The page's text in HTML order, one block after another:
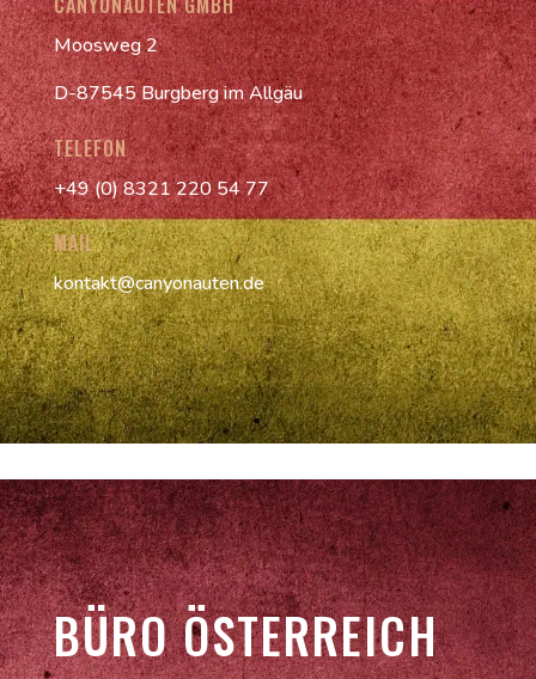
Moosweg 2
D-87545 Burgberg im Allgäu
TELEFON
+49 (0) 8321 220 54 77
MAIL
kontakt@canyonauten.de
BÜRO ÖSTERREICH